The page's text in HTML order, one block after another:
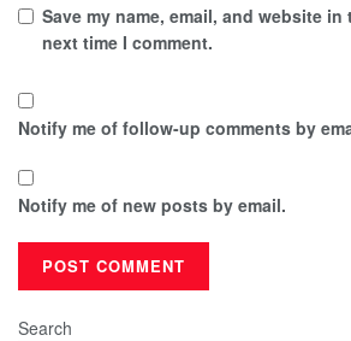
Save my name, email, and website
next time I comment.
Notify me of follow-up comments by
Notify me of new posts by email.
Search